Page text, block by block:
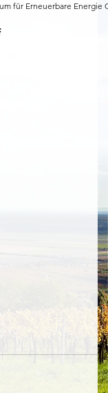
für Erneuerbare Energie